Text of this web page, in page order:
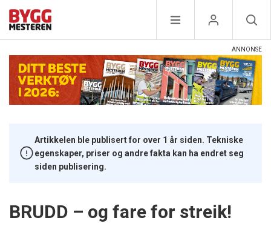
Artikkelen ble publisert for over 1 år siden. Tekniske
egenskaper, priser og andre fakta kan ha endret seg
siden publisering.
BRUDD – og fare for streik!